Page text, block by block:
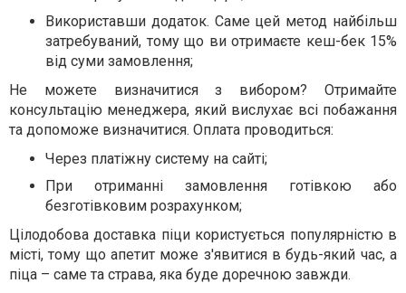
Використавши додаток. Саме цей метод найбільш
затребуваний, тому що ви отримаєте кеш-бек 15%
від суми замовлення;
Не можете визначитися з вибором? Отримайте
консультацію менеджера, який вислухає всі побажання
та допоможе визначитися. Оплата проводиться:
Через платіжну систему на сайті;
При отриманні замовлення готівкою або
безготівковим розрахунком;
Цілодобова доставка піци користується популярністю в
місті, тому що апетит може з'явитися в будь-який час, а
піца – саме та страва, яка буде доречною завжди.